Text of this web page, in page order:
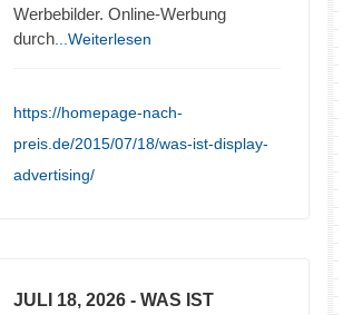
Werbebilder. Online-Werbung
durch ...Weiterlesen
https://homepage-nach-
preis.de/2015/07/18/was-ist-display-
advertising/
JULI 18, 2026 - WAS IST